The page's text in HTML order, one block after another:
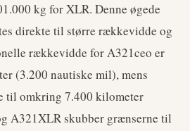
kg for XLR. Denne øgede
direkte til større rækkevidde og
rækkevidde for A321ceo er
(3.200 nautiske mil), mens
til omkring 7.400 kilometer
A321XLR skubber grænserne til